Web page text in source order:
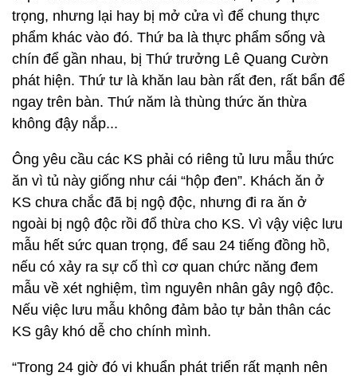
trọng, nhưng lại hay bị mở cửa vì để chung thực
phẩm khác vào đó. Thứ ba là thực phẩm sống và
chín để gần nhau, bị Thứ trưởng Lê Quang Cườn
phát hiện. Thứ tư là khăn lau bàn rất đen, rất bẩn để
ngay trên bàn. Thứ năm là thùng thức ăn thừa
không đậy nắp...
Ông yêu cầu các KS phải có riêng tủ lưu mẫu thức
ăn vì tủ này giống như cái “hộp đen”. Khách ăn ở
KS chưa chắc đã bị ngộ độc, nhưng đi ra ăn ở
ngoài bị ngộ độc rồi đổ thừa cho KS. Vì vậy việc lưu
mẫu hết sức quan trọng, để sau 24 tiếng đồng hồ,
nếu có xảy ra sự cố thì cơ quan chức năng đem
mẫu về xét nghiệm, tìm nguyên nhân gây ngộ độc.
Nếu việc lưu mẫu không đảm bảo tự bản thân các
KS gây khó dễ cho chính mình.
“Trong 24 giờ đó vi khuẩn phát triển rất mạnh nên